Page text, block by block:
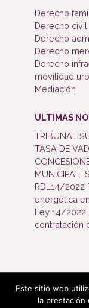
Derecho
Derecho civil
Derecho
Derecho
Derecho
movilidad
Mediación
ULTIMAS
TRIBUNAL
TASA DE
MUNICIPALES
RDL14/2022
energética
Ley 14/
contratación
Bufete
Este sitio web
la prestación